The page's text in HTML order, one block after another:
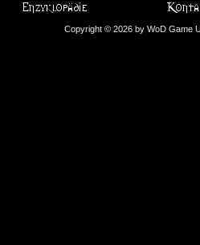
Copyright © 2026 by WoD Game